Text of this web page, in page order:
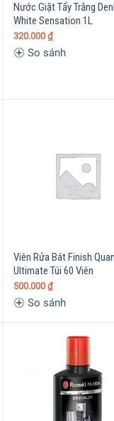
Nước Giặt Tẩy Trắng
White Sensation 1L
320.000 ₫
So sánh
Viên Rửa Bát Finish
Ultimate Túi 60 Viên
500.000 ₫
So sánh